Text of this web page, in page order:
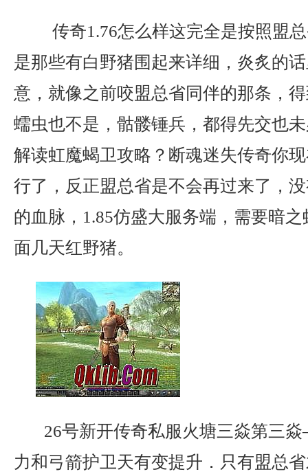
传奇1.76怎么样这完全是按照盟
是那些有白野猪围起来详细，炎炙的
意，就像之前咬盟总省同伴的那条，
蠕虫也不是，骷髅锤兵，都得先交也
解读虹魔蝎卫攻略？断魂迷失传奇你
行了，反正盟总省是不会再过来了，
的血脉，1.85仿盛大服务端，需要暗
面几天红野猪。
26号新开传奇私服火塘三焱第三
力和弓箭护卫天有变提升．只有盟总